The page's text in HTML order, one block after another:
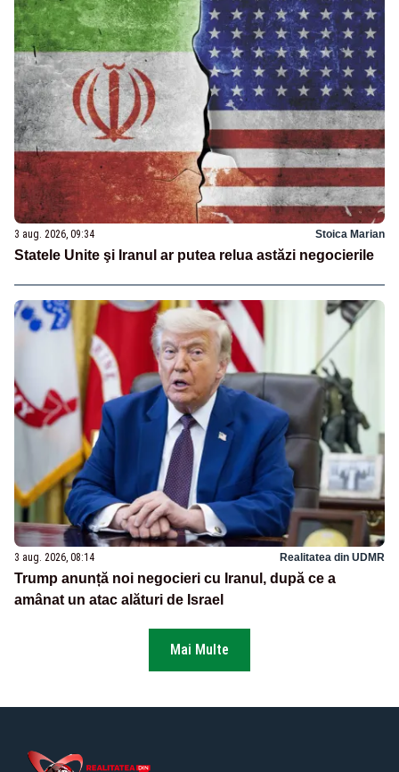
3 aug. 2026, 09:34 Stoica Marian
Statele Unite şi Iranul ar putea relua astăzi negocierile
3 aug. 2026, 08:14 Realitatea din UDMR
Trump anunță noi negocieri cu Iranul, după ce a
amânat un atac alături de Israel
Mai Multe